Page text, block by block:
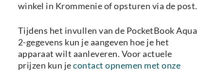
winkel in Krommenie of opsturen via de post.
Tijdens het invullen van de PocketBook Aqua
2-gegevens kun je aangeven hoe je het
apparaat wilt aanleveren. Voor actuele
prijzen kun jecontact opnemen met onze